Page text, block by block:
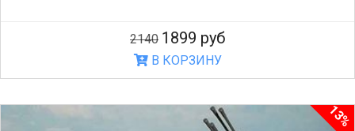
2140 1899 руб
В КОРЗИНУ
13%